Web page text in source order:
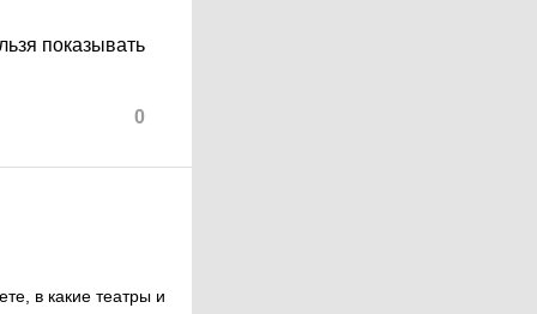
показывать
0
в какие театры и